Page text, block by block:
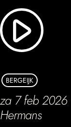
play_arrow
BERGEIJK
za 7 feb
Hermans